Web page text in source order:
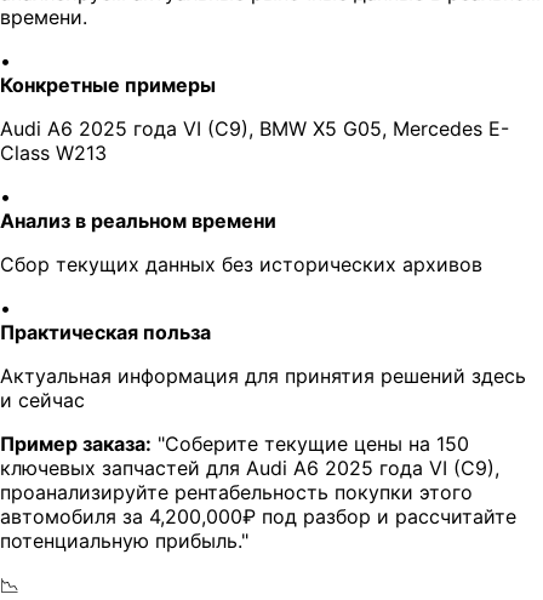
времени.
•
Конкретные примеры
Audi A6 2025 года VI (C9), BMW X5 G05, Mercedes E-
Class W213
•
Анализ в реальном времени
Сбор текущих данных без исторических архивов
•
Практическая польза
Актуальная информация для принятия решений здесь
и сейчас
Пример заказа: "Соберите текущие цены на 150
ключевых запчастей для Audi A6 2025 года VI (C9),
проанализируйте рентабельность покупки этого
автомобиля за 4,200,000₽ под разбор и рассчитайте
потенциальную прибыль."
📉